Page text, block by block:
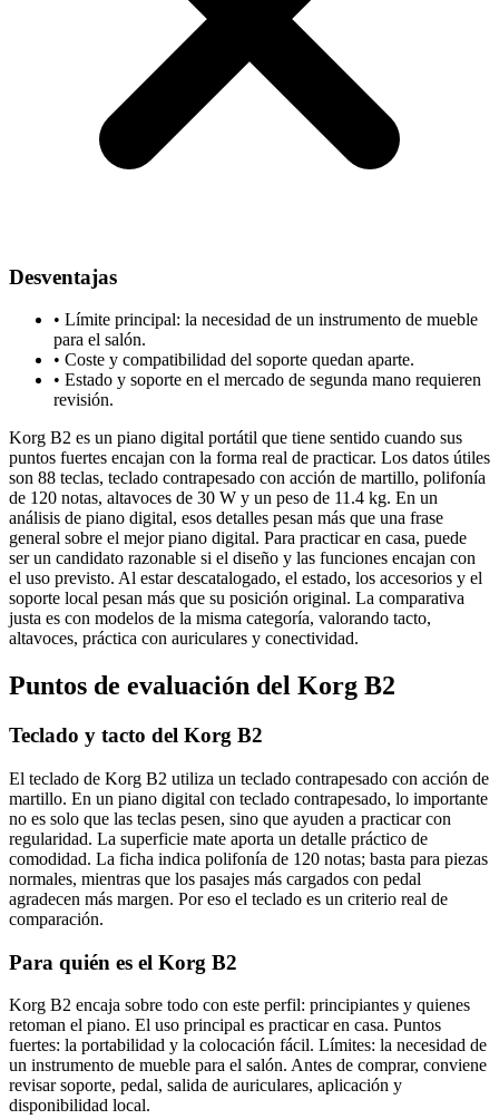
Desventajas
• Límite principal: la necesidad de un instrumento de mueble
para el salón.
• Coste y compatibilidad del soporte quedan aparte.
• Estado y soporte en el mercado de segunda mano requieren
revisión.
Korg B2 es un piano digital portátil que tiene sentido cuando sus
puntos fuertes encajan con la forma real de practicar. Los datos útiles
son 88 teclas, teclado contrapesado con acción de martillo, polifonía
de 120 notas, altavoces de 30 W y un peso de 11.4 kg. En un
análisis de piano digital, esos detalles pesan más que una frase
general sobre el mejor piano digital. Para practicar en casa, puede
ser un candidato razonable si el diseño y las funciones encajan con
el uso previsto. Al estar descatalogado, el estado, los accesorios y el
soporte local pesan más que su posición original. La comparativa
justa es con modelos de la misma categoría, valorando tacto,
altavoces, práctica con auriculares y conectividad.
Puntos de evaluación del Korg B2
Teclado y tacto del Korg B2
El teclado de Korg B2 utiliza un teclado contrapesado con acción de
martillo. En un piano digital con teclado contrapesado, lo importante
no es solo que las teclas pesen, sino que ayuden a practicar con
regularidad. La superficie mate aporta un detalle práctico de
comodidad. La ficha indica polifonía de 120 notas; basta para piezas
normales, mientras que los pasajes más cargados con pedal
agradecen más margen. Por eso el teclado es un criterio real de
comparación.
Para quién es el Korg B2
Korg B2 encaja sobre todo con este perfil: principiantes y quienes
retoman el piano. El uso principal es practicar en casa. Puntos
fuertes: la portabilidad y la colocación fácil. Límites: la necesidad de
un instrumento de mueble para el salón. Antes de comprar, conviene
revisar soporte, pedal, salida de auriculares, aplicación y
disponibilidad local.